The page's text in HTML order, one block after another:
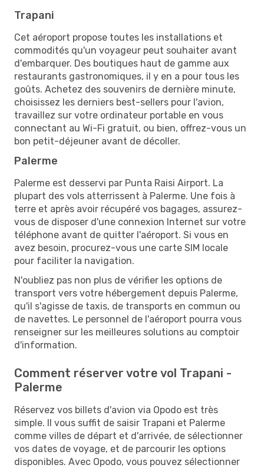
Trapani
Cet aéroport propose toutes les installations et
commodités qu'un voyageur peut souhaiter avant
d'embarquer. Des boutiques haut de gamme aux
restaurants gastronomiques, il y en a pour tous les
goûts. Achetez des souvenirs de dernière minute,
choisissez les derniers best-sellers pour l'avion,
travaillez sur votre ordinateur portable en vous
connectant au Wi-Fi gratuit, ou bien, offrez-vous un
bon petit-déjeuner avant de décoller.
Palerme
Palerme est desservi par Punta Raisi Airport. La
plupart des vols atterrissent à Palerme. Une fois à
terre et après avoir récupéré vos bagages, assurez-
vous de disposer d'une connexion Internet sur votre
téléphone avant de quitter l'aéroport. Si vous en
avez besoin, procurez-vous une carte SIM locale
pour faciliter la navigation.
N'oubliez pas non plus de vérifier les options de
transport vers votre hébergement depuis Palerme,
qu'il s'agisse de taxis, de transports en commun ou
de navettes. Le personnel de l'aéroport pourra vous
renseigner sur les meilleures solutions au comptoir
d'information.
Comment réserver votre vol Trapani -
Palerme
Réservez vos billets d'avion via Opodo est très
simple. Il vous suffit de saisir Trapani et Palerme
comme villes de départ et d'arrivée, de sélectionner
vos dates de voyage, et de parcourir les options
disponibles. Avec Opodo, vous pouvez sélectionner